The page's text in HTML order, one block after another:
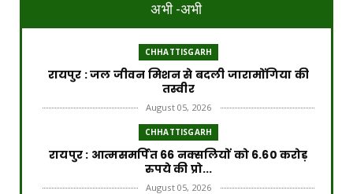
अभी -अभी
CHHATTISGARH
रायपुर : जल जीवन मिशन से बदली जारामोंगिया की
तस्वीर
August 05, 2026
CHHATTISGARH
रायपुर : आत्मसमर्पित 66 नक्सलियों को 6.60 करोड़
रुपये की प्रो...
August 05, 2026